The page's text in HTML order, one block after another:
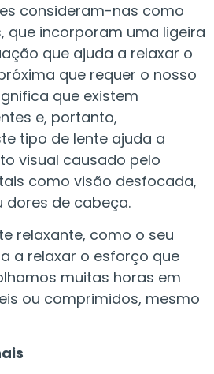
consideram-nas como
que incorporam uma ligeira
que ajuda a relaxar o
que requer o nosso
que existem
e, portanto,
tipo de lente ajuda a
visual causado pelo
como visão desfocada,
dores de cabeça.
relaxante, como o seu
a relaxar o esforço que
muitas horas em
ou comprimidos, mesmo